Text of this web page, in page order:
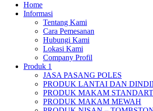
Home
Informasi
Tentang Kami
Cara Pemesanan
Hubungi Kami
Lokasi Kami
Company Profil
Produk 1
JASA PASANG POLES
PRODUK LANTAI DAN
PRODUK MAKAM STANDART
PRODUK MAKAM MEWAH